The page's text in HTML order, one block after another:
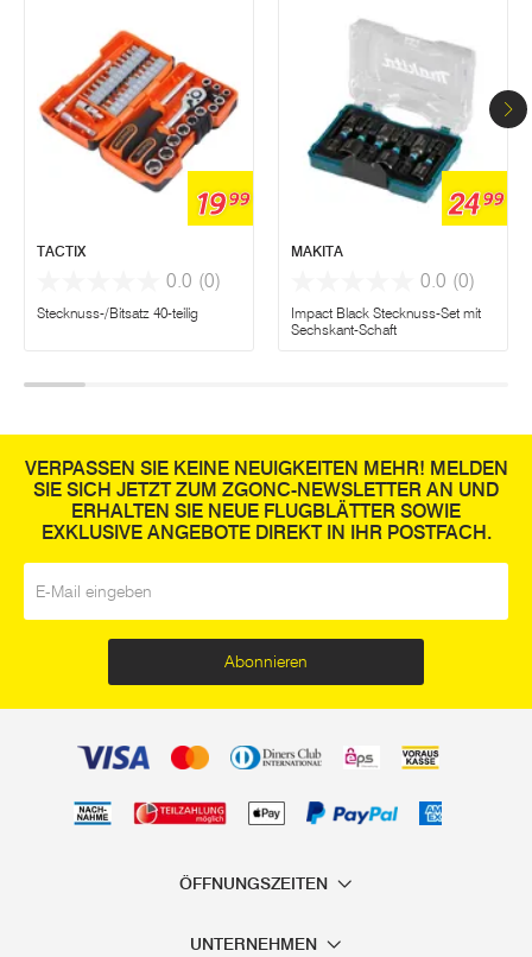
1999
TACTIX
0.0 (0)
Stecknuss-/Bitsatz 40-teilig
2499
MAKITA
0.0 (0)
Impact Black Stecknuss-Set mit
Sechskant-Schaft
VERPASSEN SIE KEINE NEUIGKEITEN MEHR! MELDEN
SIE SICH JETZT ZUM ZGONC-NEWSLETTER AN UND
ERHALTEN SIE NEUE FLUGBLÄTTER SOWIE
EXKLUSIVE ANGEBOTE DIREKT IN IHR POSTFACH.
Abonnieren
ÖFFNUNGSZEITEN
UNTERNEHMEN